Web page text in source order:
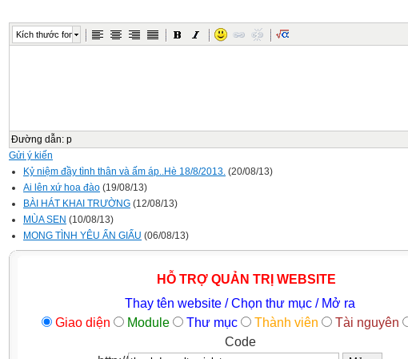
Kích thước font
Đường dẫn: p
Gửi ý kiến
Kỷ niệm đầy tình thân và ấm áp..Hè 18/8/2013. (20/08/13)
Ai lên xứ hoa đào (19/08/13)
BÀI HÁT KHAI TRƯỜNG (12/08/13)
MÙA SEN (10/08/13)
MONG TÌNH YÊU ẨN GIẤU (06/08/13)
HỖ TRỢ QUẢN TRỊ WEBSITE
Thay tên website / Chọn thư mục / Mở ra
Giao diện
Module Thư mục Thành viên
Tài nguyên
Code